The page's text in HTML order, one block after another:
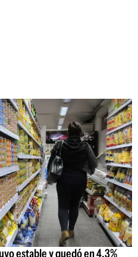
estable y quedó en 4,3%